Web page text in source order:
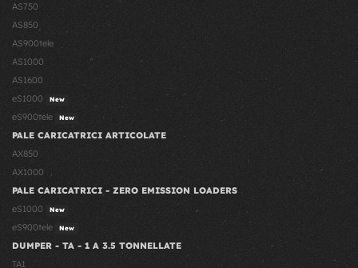
AS750
AS850
AS900tele
AS1000
AS1600
eS1000
New
eS900tele New
PALE CARICATRICI ARTICOLATE
AX850
AX1000
PALE CARICATRICI - ZERO EMISSION LOADERS
eS1000
New
eS900tele New
DUMPER - TA - 1 A 3.5 TONNELLATE
TA1